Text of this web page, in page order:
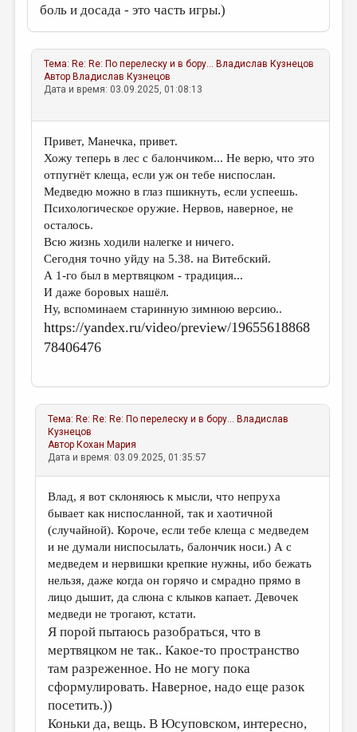
боль и досада - это часть игры.)
Тема:Re: Re: По перелеску и в бору... Владислав Кузнецов
АвторВладислав Кузнецов
Дата и время: 03.09.2025, 01:08:13
Привет, Манечка, привет.
Хожу теперь в лес с балончиком... Не верю, что это
отпугнёт клеща, если уж он тебе ниспослан.
Медведю можно в глаз пшикнуть, если успеешь.
Психологическое оружие. Нервов, наверное, не
осталось.
Всю жизнь ходили налегке и ничего.
Сегодня точно уйду на 5.38. на Витебский.
А 1-го был в мертвяцком - традиция...
И даже боровых нашёл.
Ну, вспоминаем старинную зимнюю версию..
https://yandex.ru/video/preview/19655618868
78406476
Тема:Re: Re: Re: По перелеску и в бору... Владислав
Кузнецов
АвторКохан Мария
Дата и время: 03.09.2025, 01:35:57
Влад, я вот склоняюсь к мысли, что непруха
бывает как ниспосланной, так и хаотичной
(случайной). Короче, если тебе клеща с медведем
и не думали ниспосылать, балончик носи.) А с
медведем и нервишки крепкие нужны, ибо бежать
нельзя, даже когда он горячо и смрадно прямо в
лицо дышит, да слюна с клыков капает. Девочек
медведи не трогают, кстати.
Я порой пытаюсь разобраться, что в
мертвяцком не так.. Какое-то пространство
там разреженное. Но не могу пока
сформулировать. Наверное, надо еще разок
посетить.))
Коньки да, вещь. В Юсуповском, интересно,